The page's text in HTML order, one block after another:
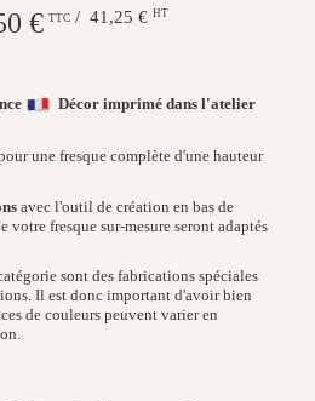
€ TTC / 41,25 € HT
Décor imprimé dans l'atelier
une fresque complète d'une hauteur
avec l'outil de création en bas de
votre fresque sur-mesure seront adaptés
sont des fabrications spéciales
Il est donc important d'avoir bien
de couleurs peuvent varier en